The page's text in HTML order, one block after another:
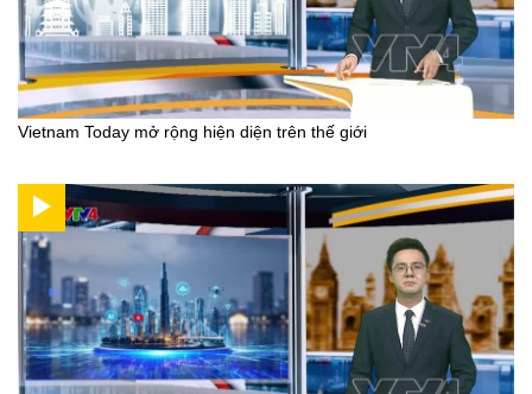
Vietnam Today mở rộng hiện diện trên thế giới